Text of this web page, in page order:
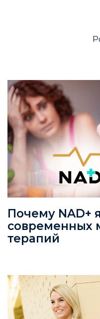
Почему NAD+
современных
терапий